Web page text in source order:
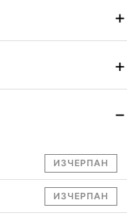
ИЗЧЕРПАН
ИЗЧЕРПАН